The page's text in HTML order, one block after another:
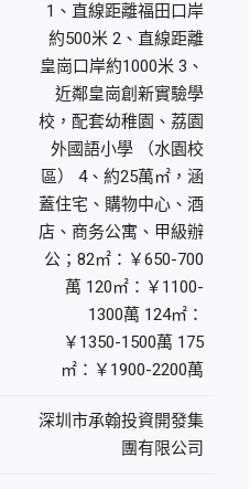
1、直線距離福田口岸
約500米 2、直線距離
皇崗口岸約1000米 3、
近鄰皇崗創新實驗學
校，配套幼稚園、荔園
外國語小學 （水園校
區） 4、約25萬㎡，涵
蓋住宅、購物中心、酒
店、商务公寓、甲級辦
公；82㎡：￥650-700
萬 120㎡：￥1100-
1300萬 124㎡：
￥1350-1500萬 175
㎡：￥1900-2200萬
深圳市承翰投資開發集
團有限公司